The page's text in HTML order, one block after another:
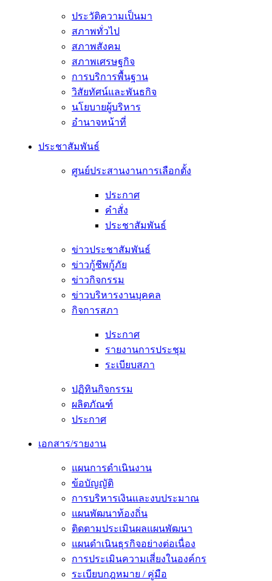
ประวัติความเป็นมา
สภาพทั่วไป
สภาพสังคม
สภาพเศรษฐกิจ
การบริการพื้นฐาน
วิสัยทัศน์และพันธกิจ
นโยบายผู้บริหาร
อํานาจหน้าที่
ประชาสัมพันธ์
ศูนย์ประสานงานการเลือกตั้ง
ประกาศ
คำสั่ง
ประชาสัมพันธ์
ข่าวประชาสัมพันธ์
ข่าวกู้ชีพกู้ภัย
ข่าวกิจกรรม
ข่าวบริหารงานบุคคล
กิจการสภา
ประกาศ
รายงานการประชุม
ระเบียบสภา
ปฏิทินกิจกรรม
ผลิตภัณฑ์
ประกาศ
เอกสาร/รายงาน
แผนการดำเนินงาน
ข้อบัญญัติ
การบริหารเงินและงบประมาณ
แผนพัฒนาท้องถิ่น
ติดตามประเมินผลแผนพัฒนา
แผนดำเนินธุรกิจอย่างต่อเนื่อง
การประเมินความเสี่ยงในองค์กร
ระเบียบกฎหมาย / คู่มือ